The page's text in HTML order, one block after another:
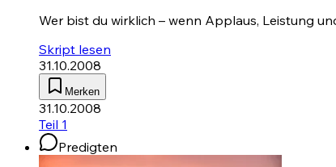
Wer bist du wirklich – wenn Applaus, Leistung
Skript lesen
31.10.2008
Merken
31.10.2008
Teil 1
Predigten